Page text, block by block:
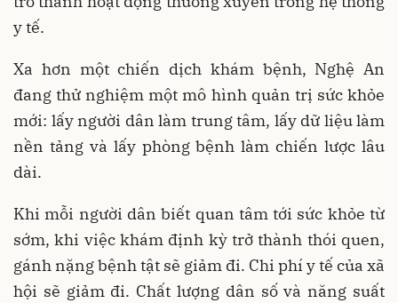
y tế.
Xa hơn một chiến dịch khám bệnh, Nghệ An
đang thử nghiệm một mô hình quản trị sức khỏe
mới: lấy người dân làm trung tâm, lấy dữ liệu làm
nền tảng và lấy phòng bệnh làm chiến lược lâu
dài.
Khi mỗi người dân biết quan tâm tới sức khỏe từ
sớm, khi việc khám định kỳ trở thành thói quen,
gánh nặng bệnh tật sẽ giảm đi. Chi phí y tế của xã
hội sẽ giảm đi. Chất lượng dân số và năng suất